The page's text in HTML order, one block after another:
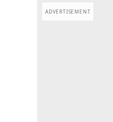
ADVERTISEMENT